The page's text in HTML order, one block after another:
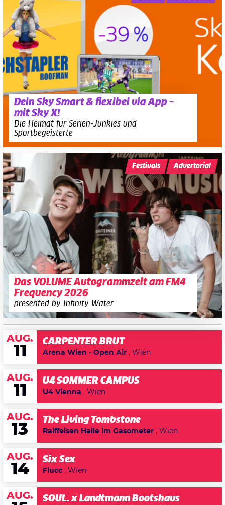
Dein Sky Smart & flexibel via App –
mit Sky X!
Die Heimat für Serien-Junkies und
Sportbegeisterte
Das VOLUME Autogrammzelt am FM4
Frequency 2026
presented by Infinity Water
Festivals Advertorial
AUG.
11
CARPENTER BRUT
Arena Wien - Open Air , Wien
AUG.
11
U4 SOMMER CAMPUS
U4 Vienna , Wien
AUG.
13
The Living Tombstone
Raiffeisen Halle im Gasometer , Wien
AUG.
14
Six Sex
Flucc , Wien
AUG. SOUL. x Landtmann Bootshaus